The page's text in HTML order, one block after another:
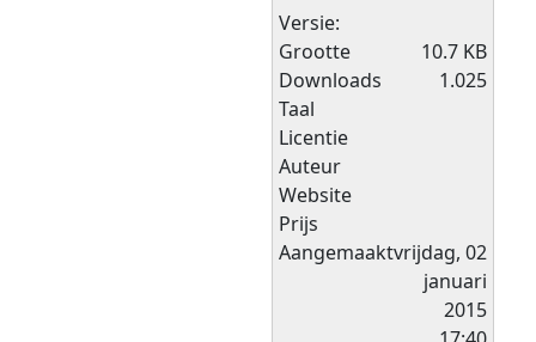
Versie:
Grootte
10.7 KB
Downloads
1.025
Taal
Licentie
Auteur
Website
Prijs
Aangemaaktvrijdag, 02
januari
2015